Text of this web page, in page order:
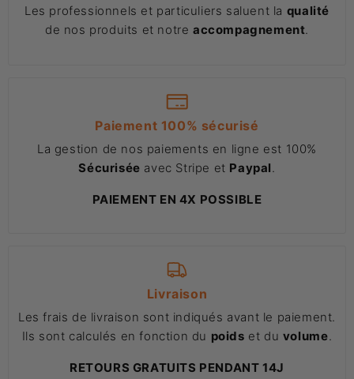
Les professionnels et particuliers saluent la qualité
de nos produits et notre accompagnement.
Paiement 100% sécurisé
La gestion de nos paiements en ligne est 100%
Sécurisée avec Stripe et Paypal.
PAIEMENT EN 4X POSSIBLE
Livraison
Les frais de livraison sont indiqués avant le paiement.
Ils sont calculés en fonction du poids et du volume.
RETOURS GRATUITS PENDANT 14J